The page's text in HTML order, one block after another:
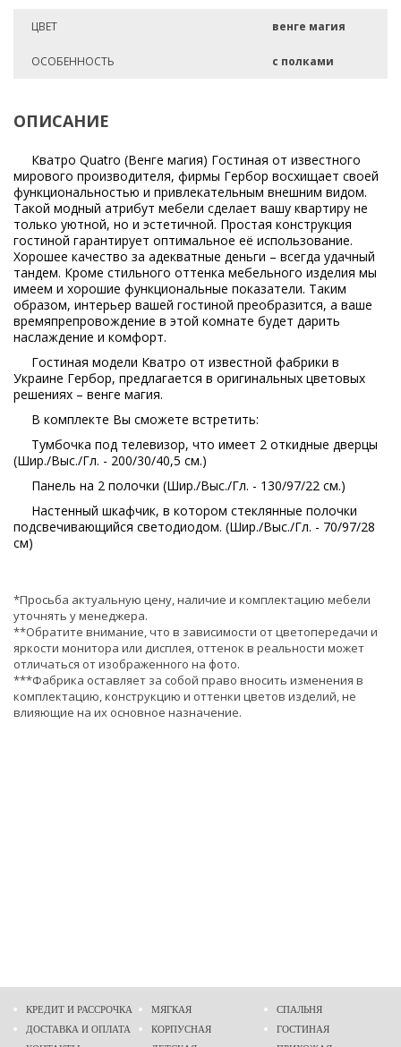
ЦВЕТ венге магия
ОСОБЕННОСТЬ с полками
ОПИСАНИЕ
Кватро Quatro (Венге магия) Гостиная от известного
мирового производителя, фирмы Гербор восхищает своей
функциональностью и привлекательным внешним видом.
Такой модный атрибут мебели сделает вашу квартиру не
только уютной, но и эстетичной. Простая конструкция
гостиной гарантирует оптимальное её использование.
Хорошее качество за адекватные деньги – всегда удачный
тандем. Кроме стильного оттенка мебельного изделия мы
имеем и хорошие функциональные показатели. Таким
образом, интерьер вашей гостиной преобразится, а ваше
времяпрепровождение в этой комнате будет дарить
наслаждение и комфорт.
Гостиная модели Кватро от известной фабрики в
Украине Гербор, предлагается в оригинальных цветовых
решениях – венге магия.
В комплекте Вы сможете встретить:
Тумбочка под телевизор, что имеет 2 откидные дверцы
(Шир./Выс./Гл. - 200/30/40,5 см.)
Панель на 2 полочки (Шир./Выс./Гл. - 130/97/22 см.)
Настенный шкафчик, в котором стеклянные полочки
подсвечивающийся светодиодом. (Шир./Выс./Гл. - 70/97/28
см)
*Просьба актуальную цену, наличие и комплектацию мебели
уточнять у менеджера.
**Обратите внимание, что в зависимости от цветопередачи и
яркости монитора или дисплея, оттенок в реальности может
отличаться от изображенного на фото.
***Фабрика оставляет за собой право вносить изменения в
комплектацию, конструкцию и оттенки цветов изделий, не
влияющие на их основное назначение.
КРЕДИТ И РАССРОЧКА
ДОСТАВКА И ОПЛАТА
МЯГКАЯ
КОРПУСНАЯ
СПАЛЬНЯ
ГОСТИНАЯ